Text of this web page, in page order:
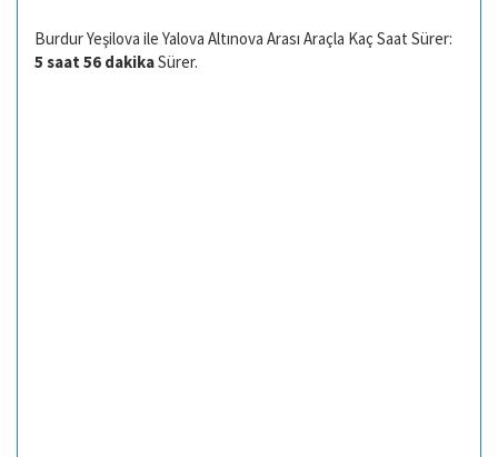
Burdur Yeşilova ile Yalova Altınova Arası Araçla Kaç Saat Sürer:
5 saat 56 dakikaSürer.